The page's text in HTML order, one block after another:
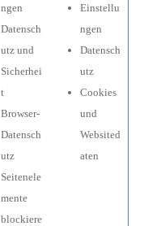
ngen
Datensch
utz und
Sicherhei
t
Browser-
Datensch
utz
Seitenele
mente
blockiere
Einstellu
ngen
Datensch
utz
Cookies
und
Websited
aten